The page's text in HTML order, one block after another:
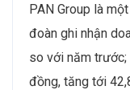
PAN Group là
đoàn ghi nhận
so với năm
đồng, tăng tới